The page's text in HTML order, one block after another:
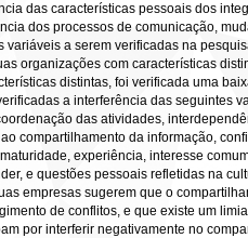
das características pessoais dos
dos processos de comunicação,
variáveis a serem verificadas na
organizações com características
distintas, foi verificada uma
a interferência das seguintes
das atividades,
compartilhamento da informação,
experiência, interesse
e questões pessoais refletidas na
empresas sugerem que o
de conflitos, e que existe um
por interferir negativamente no